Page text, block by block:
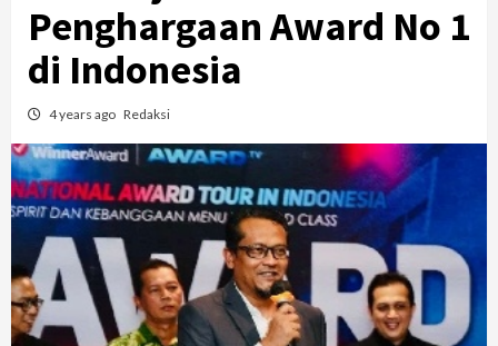
Penghargaan Award No 1
di Indonesia
4 years ago Redaksi